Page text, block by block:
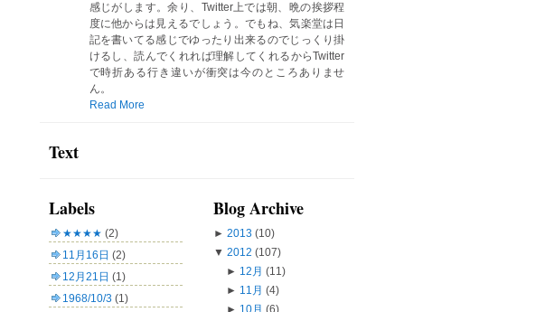
感じがします。余り、Twitter上では朝、晩の挨拶程
度に他からは見えるでしょう。でもね、気楽堂は日
記を書いてる感じでゆったり出来るのでじっくり掛
けるし、読んでくれれば理解してくれるからTwitter
で時折ある行き違いが衝突は今のところありませ
ん。
Read More
Text
Labels
★★★★ (2)
11月16日 (2)
12月21日 (1)
1968/10/3 (1)
Blog Archive
► 2013 (10)
▼ 2012 (107)
► 12月 (11)
► 11月 (4)
► 10月 (6)